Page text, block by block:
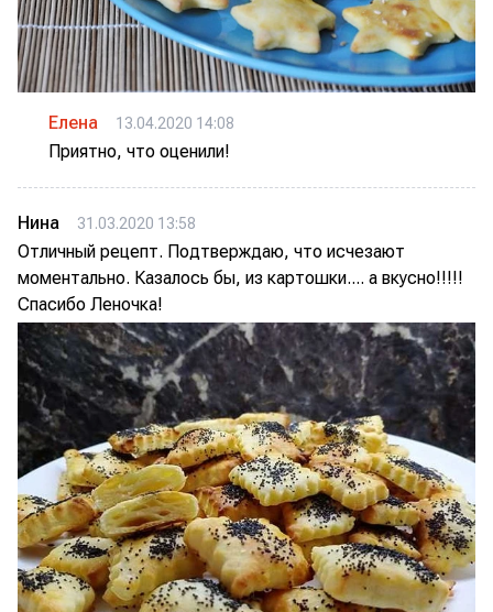
Елена 13.04.2020 14:08
Приятно, что оценили!
Нина 31.03.2020 13:58
Отличный рецепт. Подтверждаю, что исчезают
моментально. Казалось бы, из картошки.... а вкусно!!!!!
Спасибо Леночка!